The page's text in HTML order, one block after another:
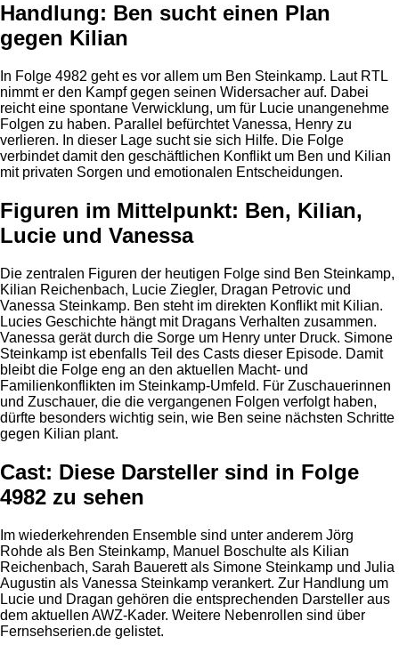
Handlung: Ben sucht einen Plan
gegen Kilian
In Folge 4982 geht es vor allem um Ben Steinkamp. Laut RTL
nimmt er den Kampf gegen seinen Widersacher auf. Dabei
reicht eine spontane Verwicklung, um für Lucie unangenehme
Folgen zu haben. Parallel befürchtet Vanessa, Henry zu
verlieren. In dieser Lage sucht sie sich Hilfe. Die Folge
verbindet damit den geschäftlichen Konflikt um Ben und Kilian
mit privaten Sorgen und emotionalen Entscheidungen.
Figuren im Mittelpunkt: Ben, Kilian,
Lucie und Vanessa
Die zentralen Figuren der heutigen Folge sind Ben Steinkamp,
Kilian Reichenbach, Lucie Ziegler, Dragan Petrovic und
Vanessa Steinkamp. Ben steht im direkten Konflikt mit Kilian.
Lucies Geschichte hängt mit Dragans Verhalten zusammen.
Vanessa gerät durch die Sorge um Henry unter Druck. Simone
Steinkamp ist ebenfalls Teil des Casts dieser Episode. Damit
bleibt die Folge eng an den aktuellen Macht- und
Familienkonflikten im Steinkamp-Umfeld. Für Zuschauerinnen
und Zuschauer, die die vergangenen Folgen verfolgt haben,
dürfte besonders wichtig sein, wie Ben seine nächsten Schritte
gegen Kilian plant.
Cast: Diese Darsteller sind in Folge
4982 zu sehen
Im wiederkehrenden Ensemble sind unter anderem Jörg
Rohde als Ben Steinkamp, Manuel Boschulte als Kilian
Reichenbach, Sarah Bauerett als Simone Steinkamp und Julia
Augustin als Vanessa Steinkamp verankert. Zur Handlung um
Lucie und Dragan gehören die entsprechenden Darsteller aus
dem aktuellen AWZ-Kader. Weitere Nebenrollen sind über
Fernsehserien.de gelistet.